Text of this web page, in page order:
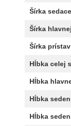
Šírka
Šírka
Šírka
Hĺbka celej
Hĺbka
Hĺbka
Hĺbka